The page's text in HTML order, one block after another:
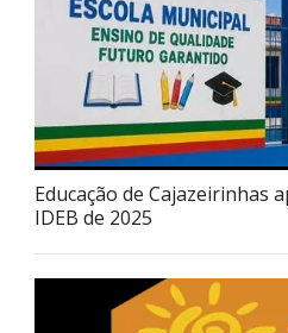
Educação de Cajazeirinhas
IDEB de 2025